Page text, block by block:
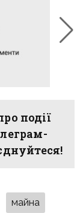
події
майна